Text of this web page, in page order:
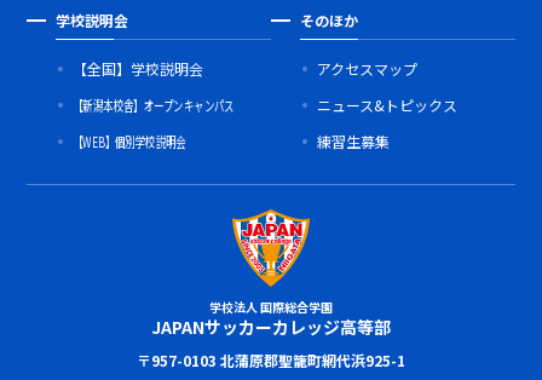
学校説明会
【全国】学校説明会
【新潟本校舎】オープンキャンパス
【WEB】個別学校説明会
そのほか
アクセスマップ
ニュース&トピックス
練習生募集
学校法人 国際総合学園
JAPANサッカーカレッジ高等部
〒957-0103 北蒲原郡聖籠町網代浜925-1